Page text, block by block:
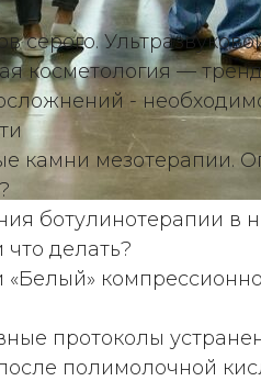
серого.
косметология —
-
камни мезотерапии.
ботулинотерапии в
что делать?
«Белый»
протоколы
полимолочной